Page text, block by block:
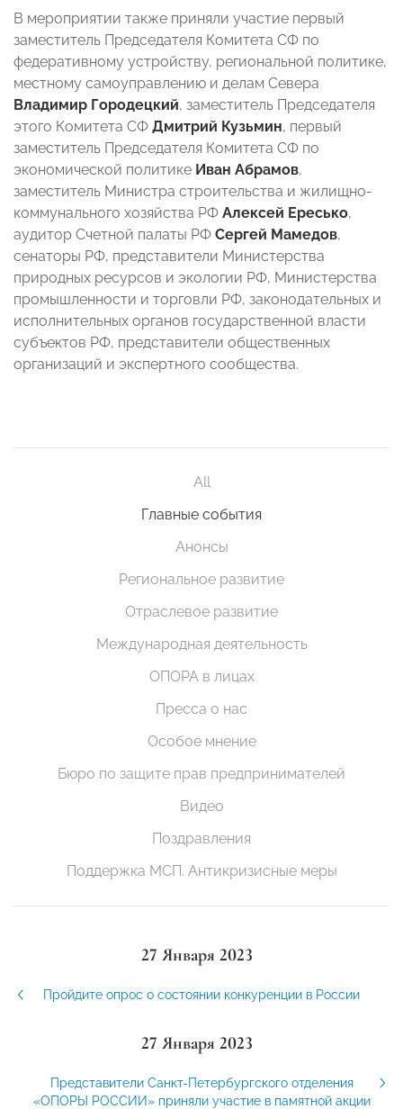
В мероприятии также приняли участие первый
заместитель Председателя Комитета СФ по
федеративному устройству, региональной политике,
местному самоуправлению и делам Севера
Владимир Городецкий, заместитель Председателя
этого Комитета СФ Дмитрий Кузьмин, первый
заместитель Председателя Комитета СФ по
экономической политике Иван Абрамов,
заместитель Министра строительства и жилищно-
коммунального хозяйства РФ Алексей Ересько,
аудитор Счетной палаты РФ Сергей Мамедов,
сенаторы РФ, представители Министерства
природных ресурсов и экологии РФ, Министерства
промышленности и торговли РФ, законодательных и
исполнительных органов государственной власти
субъектов РФ, представители общественных
организаций и экспертного сообщества.
All
Главные события
Анонсы
Региональное развитие
Отраслевое развитие
Международная деятельность
ОПОРА в лицах
Пресса о нас
Особое мнение
Бюро по защите прав предпринимателей
Видео
Поздравления
Поддержка МСП. Антикризисные меры
27 Января 2023
Пройдите опрос о состоянии конкуренции в России
27 Января 2023
Представители Санкт-Петербургского отделения
«ОПОРЫ РОССИИ» приняли участие в памятной акции